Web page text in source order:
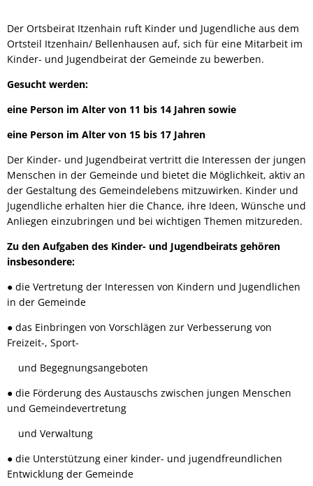
Der Ortsbeirat Itzenhain ruft Kinder und Jugendliche aus dem
Ortsteil Itzenhain/ Bellenhausen auf, sich für eine Mitarbeit im
Kinder- und Jugendbeirat der Gemeinde zu bewerben.
Gesucht werden:
eine Person im Alter von 11 bis 14 Jahren sowie
eine Person im Alter von 15 bis 17 Jahren
Der Kinder- und Jugendbeirat vertritt die Interessen der jungen
Menschen in der Gemeinde und bietet die Möglichkeit, aktiv an
der Gestaltung des Gemeindelebens mitzuwirken. Kinder und
Jugendliche erhalten hier die Chance, ihre Ideen, Wünsche und
Anliegen einzubringen und bei wichtigen Themen mitzureden.
Zu den Aufgaben des Kinder- und Jugendbeirats gehören
insbesondere:
● die Vertretung der Interessen von Kindern und Jugendlichen
in der Gemeinde
● das Einbringen von Vorschlägen zur Verbesserung von
Freizeit-, Sport-
und Begegnungsangeboten
● die Förderung des Austauschs zwischen jungen Menschen
und Gemeindevertretung
und Verwaltung
● die Unterstützung einer kinder- und jugendfreundlichen
Entwicklung der Gemeinde